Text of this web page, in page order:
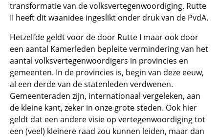
transformatie van de volksvertegenwoordiging. Rutte
II heeft dit waanidee ingeslikt onder druk van de PvdA.
Hetzelfde geldt voor de door Rutte I maar ook door
een aantal Kamerleden bepleite vermindering van het
aantal volksvertegenwoordigers in provincies en
gemeenten. In de provincies is, begin van deze eeuw,
al een derde van de statenleden verdwenen.
Gemeenteraden zijn, internationaal vergeleken, aan
de kleine kant, zeker in onze grote steden. Ook hier
geldt dat een andere visie op vertegenwoordiging tot
een (veel) kleinere raad zou kunnen leiden, maar dan